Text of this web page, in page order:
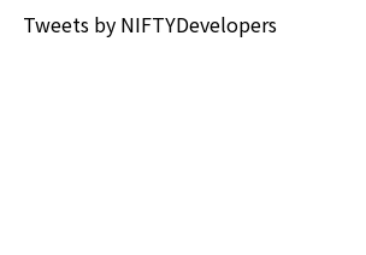
Tweets by NIFTYDevelopers